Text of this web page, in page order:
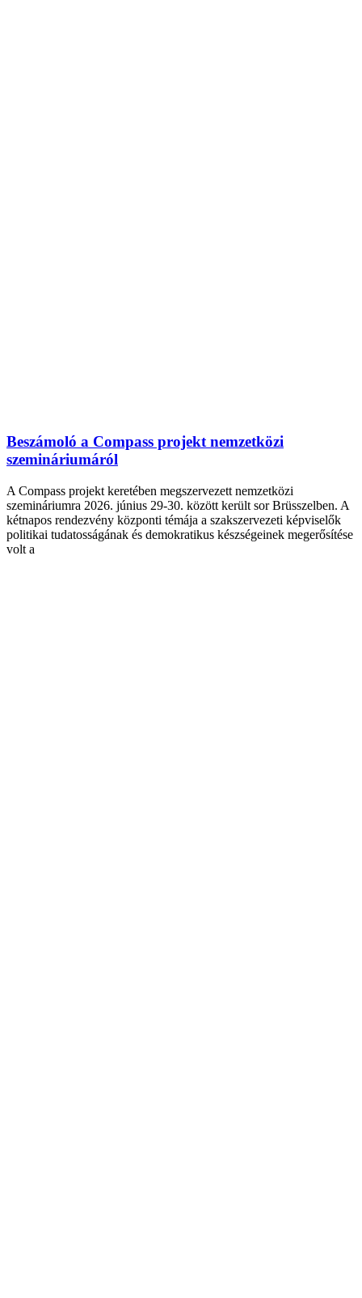
Beszámoló a Compass projekt nemzetközi
szemináriumáról
A Compass projekt keretében megszervezett nemzetközi
szemináriumra 2026. június 29-30. között került sor Brüsszelben. A
kétnapos rendezvény központi témája a szakszervezeti képviselők
politikai tudatosságának és demokratikus készségeinek megerősítése
volt a